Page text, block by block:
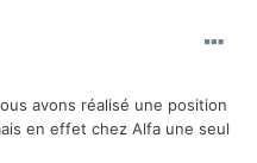
avons réalisé une position
en effet chez Alfa une seul